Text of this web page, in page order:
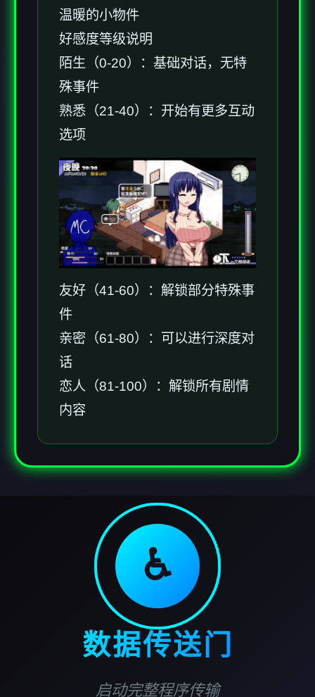
温暖的小物件
好感度等级说明
陌生（0-20）：基础对话，无特
殊事件
熟悉（21-40）：开始有更多互动
选项
友好（41-60）：解锁部分特殊事
件
亲密（61-80）：可以进行深度对
话
恋人（81-100）：解锁所有剧情
内容
♿
数据传送门
启动完整程序传输